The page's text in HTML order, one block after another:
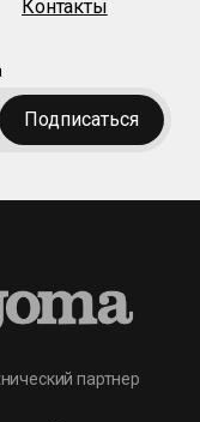
Контакты
Подписаться
партнер